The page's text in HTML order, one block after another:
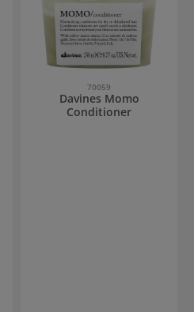
70059
Davines Momo
Conditioner